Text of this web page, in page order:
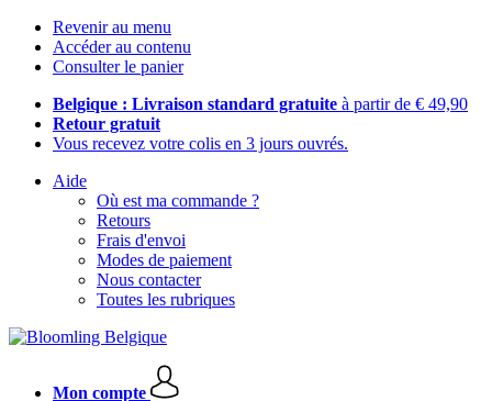
Revenir au menu
Accéder au contenu
Consulter le panier
Belgique : Livraison standard gratuite à partir de € 49,90
Retour gratuit
Vous recevez votre colis en 3 jours ouvrés.
Aide
Où est ma commande ?
Retours
Frais d'envoi
Modes de paiement
Nous contacter
Toutes les rubriques
Mon compte